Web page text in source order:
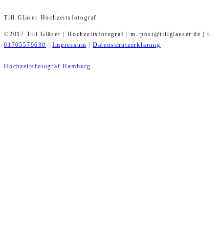
Till Gläser Hochzeitsfotograf
©2017 Till Gläser | Hochzeitsfotograf | m. post@tillglaeser.de | t.
01705579630
|Impressum Datenschutzerklärung
Hochzeitsfotograf Hamburg